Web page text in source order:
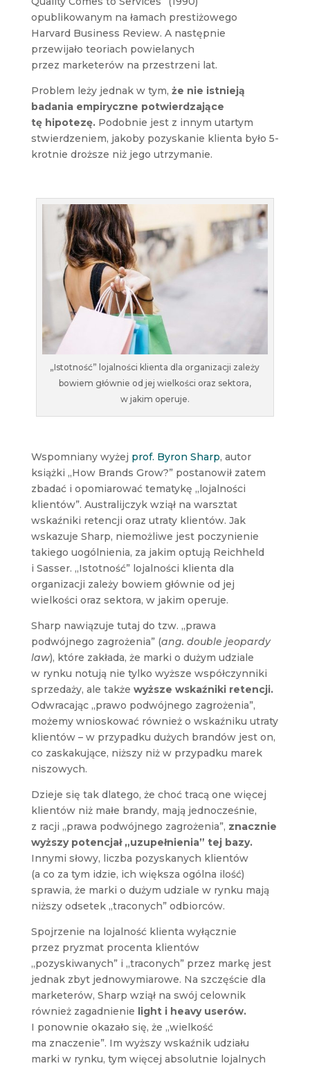
opublikowanym na łamach prestiżowego
Harvard Business Review. A następnie
przewijało teoriach powielanych
przez marketerów na przestrzeni lat.
Problem leży jednak w tym, że nie istnieją
badania empiryczne potwierdzające
tę hipotezę.Podobnie jest z innym utartym
stwierdzeniem, jakoby pozyskanie klienta było 5-
krotnie droższe niż jego utrzymanie.
„Istotność” lojalności klienta dla organizacji zależy
bowiem głównie od jej wielkości oraz sektora,
w jakim operuje.
Wspomniany wyżej prof. Byron Sharp, autor
książki „How Brands Grow?” postanowił zatem
zbadać i opomiarować tematykę „lojalności
klientów”. Australijczyk wziął na warsztat
wskaźniki retencji oraz utraty klientów. Jak
wskazuje Sharp, niemożliwe jest poczynienie
takiego uogólnienia, za jakim optują Reichheld
i Sasser. „Istotność” lojalności klienta dla
organizacji zależy bowiem głównie od jej
wielkości oraz sektora, w jakim operuje.
Sharp nawiązuje tutaj do tzw. „prawa
podwójnego zagrożenia” (ang. double jeopardy
law), które zakłada, że marki o dużym udziale
w rynku notują nie tylko wyższe współczynniki
sprzedaży, ale także wyższe wskaźniki retencji.
Odwracając „prawo podwójnego zagrożenia”,
możemy wnioskować również o wskaźniku utraty
klientów – w przypadku dużych brandów jest on,
co zaskakujące, niższy niż w przypadku marek
niszowych.
Dzieje się tak dlatego, że choć tracą one więcej
klientów niż małe brandy, mają jednocześnie,
z racji „prawa podwójnego zagrożenia”, znacznie
wyższy potencjał „uzupełnienia” tej bazy.
Innymi słowy, liczba pozyskanych klientów
(a co za tym idzie, ich większa ogólna ilość)
sprawia, że marki o dużym udziale w rynku mają
niższy odsetek „traconych” odbiorców.
Spojrzenie na lojalność klienta wyłącznie
przez pryzmat procenta klientów
„pozyskiwanych” i „traconych” przez markę jest
jednak zbyt jednowymiarowe. Na szczęście dla
marketerów, Sharp wziął na swój celownik
również zagadnienie light i heavy userów.
I ponownie okazało się, że „wielkość
ma znaczenie”. Im wyższy wskaźnik udziału
marki w rynku, tym więcej absolutnie lojalnych